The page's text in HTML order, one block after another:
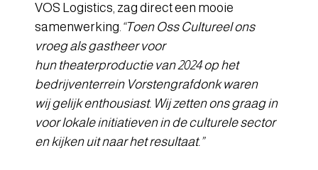
VOS Logistics, zag direct een mooie
samenwerking. “Toen Oss Cultureel ons
vroeg als gastheer voor
hun theaterproductie van 2024 op het
bedrijventerrein Vorstengrafdonk waren
wij gelijk enthousiast. Wij zetten ons graag in
voor lokale initiatieven in de culturele sector
en kijken uit naar het resultaat.”